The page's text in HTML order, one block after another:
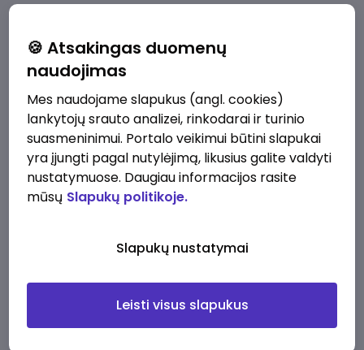
Pridėti naują
Kokios srities darbo pasiūlymai jus domina?
Pridėti naują
🍪 Atsakingas duomenų
naudojimas
Mes naudojame slapukus (angl. cookies)
lankytojų srauto analizei, rinkodarai ir turinio
suasmeninimui. Portalo veikimui būtini slapukai
yra įjungti pagal nutylėjimą, likusius galite valdyti
nustatymuose. Daugiau informacijos rasite
mūsų Slapukų politikoje.
Slapukų nustatymai
Leisti visus slapukus